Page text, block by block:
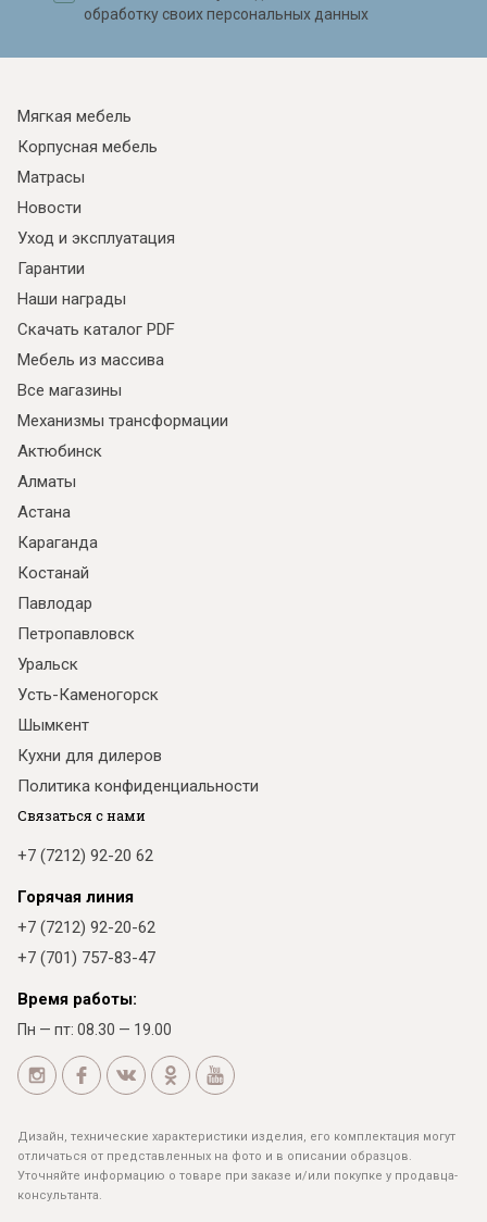
обработку своих персональных данных
Мягкая мебель
Корпусная мебель
Матрасы
Новости
Уход и эксплуатация
Гарантии
Наши награды
Скачать каталог PDF
Мебель из массива
Все магазины
Механизмы трансформации
Актюбинск
Алматы
Астана
Караганда
Костанай
Павлодар
Петропавловск
Уральск
Усть-Каменогорск
Шымкент
Кухни для дилеров
Политика конфиденциальности
Связаться с нами
+7 (7212) 92-20 62
Горячая линия
+7 (7212) 92-20-62
+7 (701) 757-83-47
Время работы:
Пн — пт: 08.30 — 19.00
Дизайн, технические характеристики изделия, его комплектация могут
отличаться от представленных на фото и в описании образцов.
Уточняйте информацию о товаре при заказе и/или покупке у продавца-
консультанта.